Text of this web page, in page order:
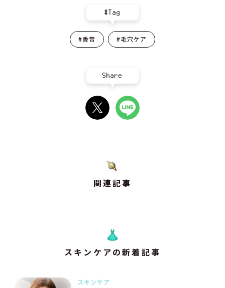
#Tag
#香音 #毛穴ケア
Share
関連記事
スキンケアの新着記事
スキンケア